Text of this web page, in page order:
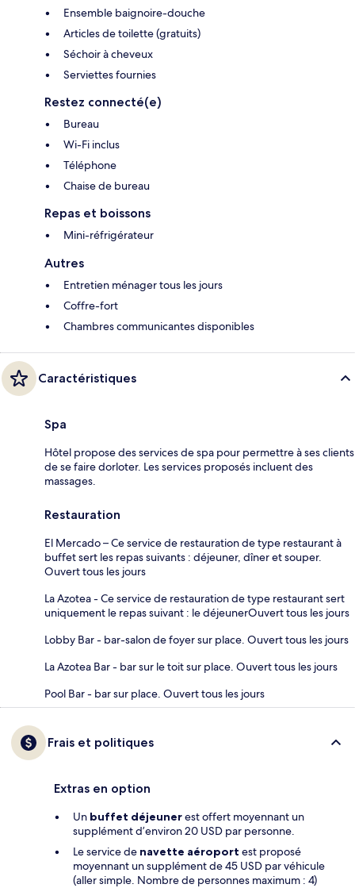
Ensemble baignoire-douche
Articles de toilette (gratuits)
Séchoir à cheveux
Serviettes fournies
Restez connecté(e)
Bureau
Wi-Fi inclus
Téléphone
Chaise de bureau
Repas et boissons
Mini-réfrigérateur
Autres
Entretien ménager tous les jours
Coffre-fort
Chambres communicantes disponibles
Caractéristiques
Spa
Hôtel propose des services de spa pour permettre à ses clients
de se faire dorloter. Les services proposés incluent des
massages.
Restauration
El Mercado – Ce service de restauration de type restaurant à
buffet sert les repas suivants : déjeuner, dîner et souper.
Ouvert tous les jours
La Azotea - Ce service de restauration de type restaurant sert
uniquement le repas suivant : le déjeunerOuvert tous les jours
Lobby Bar - bar-salon de foyer sur place. Ouvert tous les jours
La Azotea Bar - bar sur le toit sur place. Ouvert tous les jours
Pool Bar - bar sur place. Ouvert tous les jours
Frais et politiques
Extras en option
Un buffet déjeunerest offert moyennant un
supplément d’environ 20 USD par personne.
Le service de navette aéroport est proposé
moyennant un supplément de 45 USD par véhicule
(aller simple. Nombre de personnes maximum : 4)